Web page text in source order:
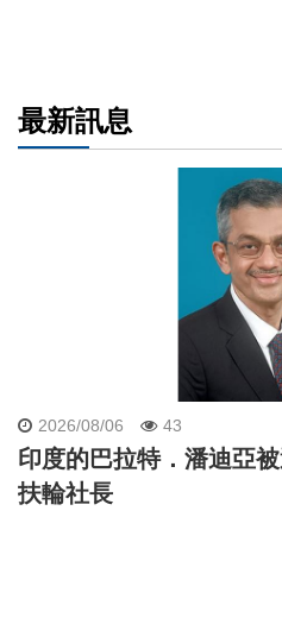
最新訊息
2026/08/06 43
印度的巴拉特．潘迪亞
扶輪社長